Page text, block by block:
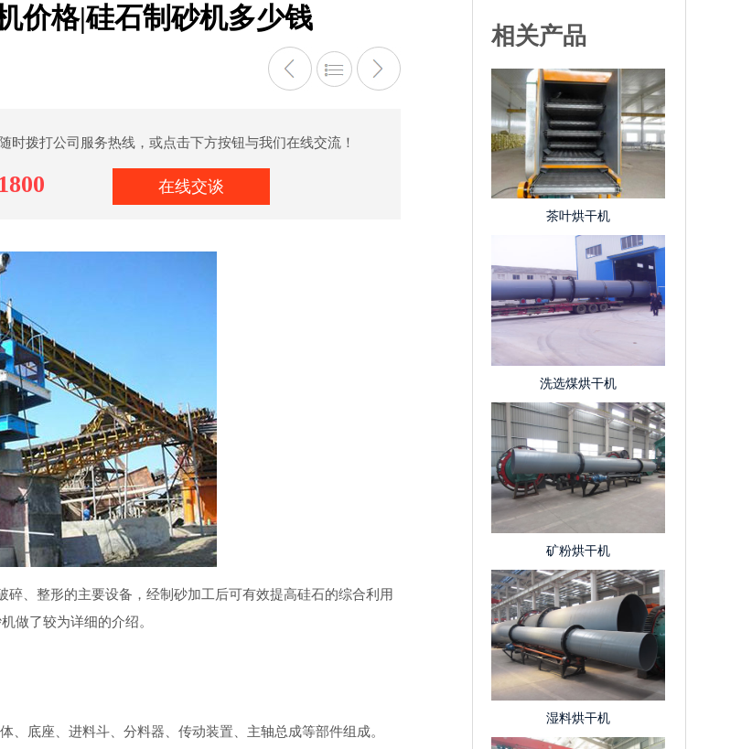
价格|硅石制砂机多少钱
拨打公司服务热线，或点击下方按钮与我们在线交流！
在线交谈
、整形的主要设备，经制砂加工后可有效提高硅石的综合利用
做了较为详细的介绍。
底座、进料斗、分料器、传动装置、主轴总成等部件组成。
相关产品
茶叶烘干机
洗选煤烘干机
矿粉烘干机
湿料烘干机